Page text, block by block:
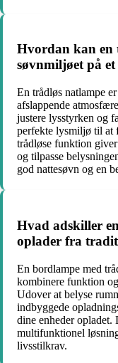
Hvordan kan en
søvnmiljøet på
En trådløs natlampe
afslappende
justere lysstyrken og
perfekte lysmiljø til at
trådløse funktion
og tilpasse
god nattesøvn og en
Hvad adskiller
oplader fra
En bordlampe med
kombinere funktion
Udover at belyse
indbyggede
dine enheder
multifunktionel
livsstilkrav.